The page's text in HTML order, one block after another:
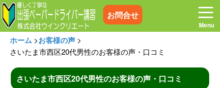
お問合せ
ホーム お電話はこちら
ホーム >お客様の声 >
さいたま市西区20代男性のお客様の声・口コミ
さいたま市西区20代男性のお客様の声・口コミ